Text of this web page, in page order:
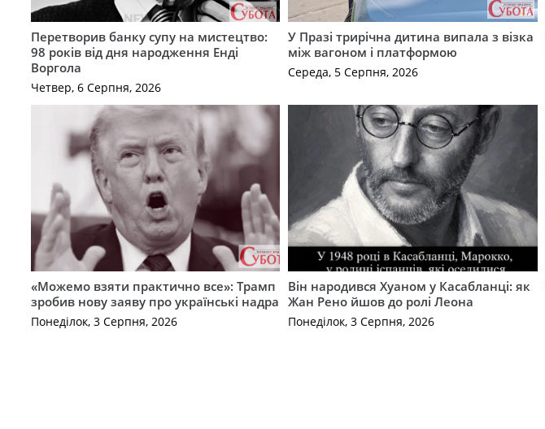
Перетворив банку супу на мистецтво:
98 років від дня народження Енді
Воргола
Четвер, 6 Серпня, 2026
У Празі трирічна дитина випала з візка
між вагоном і платформою
Середа, 5 Серпня, 2026
«Можемо взяти практично все»: Трамп
зробив нову заяву про українські надра
Понеділок, 3 Серпня, 2026
Він народився Хуаном у Касабланці: як
Жан Рено йшов до ролі Леона
Понеділок, 3 Серпня, 2026